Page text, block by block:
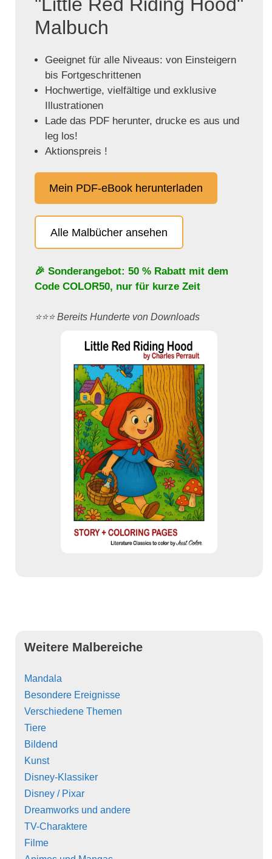
"Little Red Riding Hood"
Malbuch
Geeignet für alle Niveaus: von Einsteigern
bis Fortgeschrittenen
Hochwertige, vielfältige und exklusive
Illustrationen
Lade das PDF herunter, drucke es aus und
leg los!
Aktionspreis !
Mein PDF-eBook herunterladen
Alle Malbücher ansehen
🎉 Sonderangebot: 50 % Rabatt mit dem
Code COLOR50, nur für kurze Zeit
⭐️⭐️⭐️ Bereits Hunderte von Downloads
Weitere Malbereiche
Mandala
Besondere Ereignisse
Verschiedene Themen
Tiere
Bildend
Kunst
Disney-Klassiker
Disney / Pixar
Dreamworks und andere
TV-Charaktere
Filme